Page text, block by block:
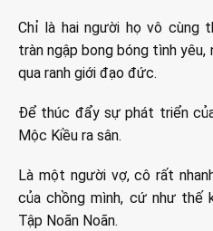
Chỉ là hai người họ vô cùng
tràn ngập bong bóng tình
qua ranh giới đạo đức.
Để thúc đẩy sự phát triển
Mộc Kiều ra sân.
Là một người vợ, cô rất
của chồng mình, cứ như
Tập Noãn Noãn.